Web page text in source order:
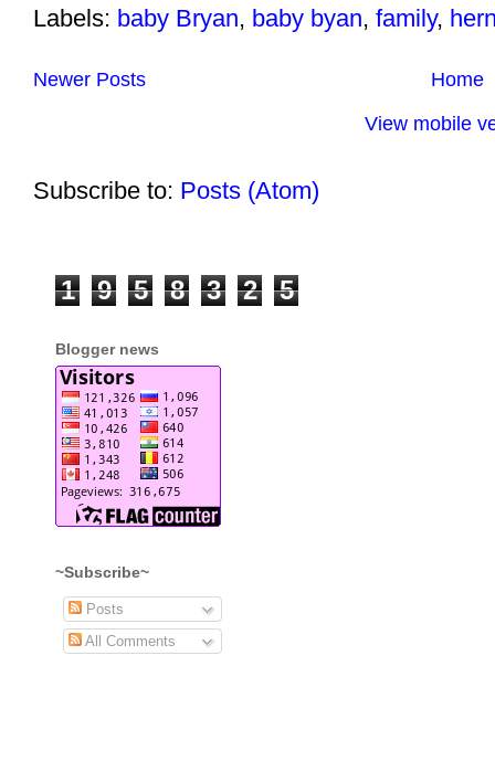
Labels: baby Bryan, baby byan, family,
Newer Posts
Home
View mobile
Subscribe to: Posts (Atom)
1 9 5 8 3 2 5
Blogger news
~Subscribe~
Posts
All Comments